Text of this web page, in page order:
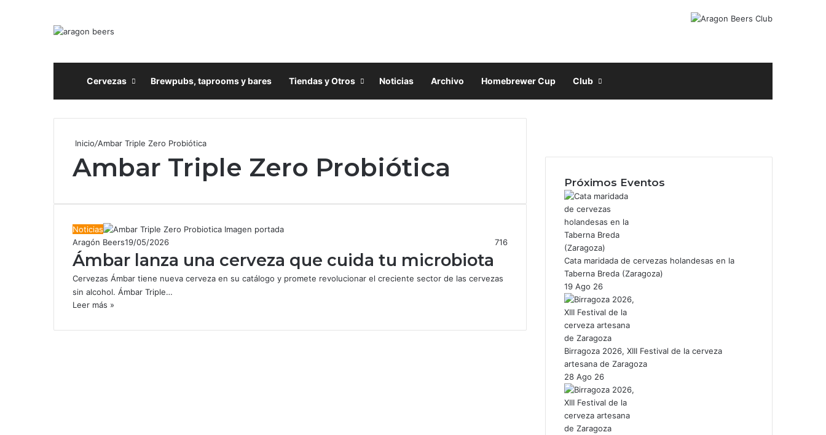
InicioCervezas Brewpubs, taprooms y bares Tiendas y Otros Noticias Archivo Homebrewer Cup Club
Inicio/Ambar Triple Zero Probiótica
Ambar Triple Zero Probiótica
Noticias
Aragón Beers19/05/2026 716
Ámbar lanza una cerveza que cuida tu microbiota
Cervezas Ámbar tiene nueva cerveza en su catálogo y promete revolucionar el creciente sector de las cervezas
sin alcohol. Ámbar Triple…
Leer más »
Próximos Eventos
Cata maridada de cervezas holandesas en la
Taberna Breda (Zaragoza)
19 Ago 26
Birragoza 2026, XIII Festival de la cerveza
artesana de Zaragoza
28 Ago 26